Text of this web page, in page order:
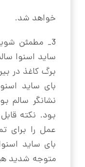
خواهد شد.
3_ مطمئن
ساید اسنوا
برگ کاغذ در
بای ساید
نشانگر سالم
بود. نکته
عمل را برای
بای ساید
متوجه شدید